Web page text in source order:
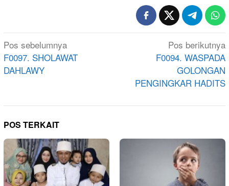
Navigasi
pos
Pos sebelumnya
F0097. SHOLAWAT
DAHLAWY
Pos berikutnya
F0094. WASPADA
GOLONGAN
PENGINGKAR HADITS
POS TERKAIT